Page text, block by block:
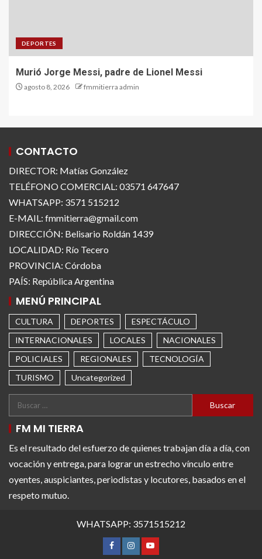
DEPORTES
Murió Jorge Messi, padre de Lionel Messi
agosto 8, 2026 fmmitierra admin
CONTACTO
DIRECTOR: Matías González
TELÉFONO COMERCIAL: 03571 647647
WHATSAPP: 3571 515212
E-MAIL: fmmitierra@gmail.com
DIRECCIÓN: Belisario Roldán 1439
LOCALIDAD: Río Tecero
PROVINCIA: Córdoba
PAÍS: República Argentina
MENÚ PRINCIPAL
CULTURA DEPORTES
ESPECTÁCULO
INTERNACIONALES
LOCALES
NACIONALES
POLICIALES
REGIONALES
TECNOLOGÍA
TURISMO
Uncategorized
FM MI TIERRA
Es el resultado del esfuerzo de quienes trabajan día a día, con
vocación y entrega, para lograr un estrecho vínculo entre
oyentes, auspiciantes, periodistas y locutores, basados en el
respeto mutuo.
WHATSAPP: 3571515212